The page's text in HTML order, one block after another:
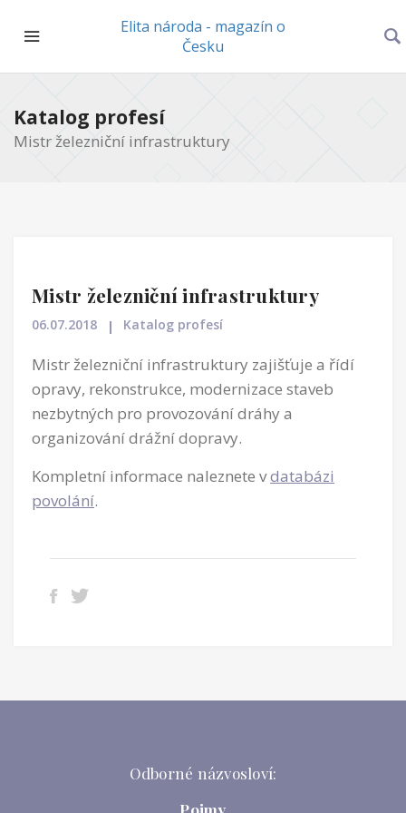
Elita národa - magazín o
Česku
Katalog profesí
Mistr železniční infrastruktury
Mistr železniční infrastruktury
06.07.2018 Katalog profesí
Mistr železniční infrastruktury zajišťuje a řídí
opravy, rekonstrukce, modernizace staveb
nezbytných pro provozování dráhy a
organizování drážní dopravy.
Kompletní informace naleznete vdatabázi
povolání.
Odborné názvosloví: